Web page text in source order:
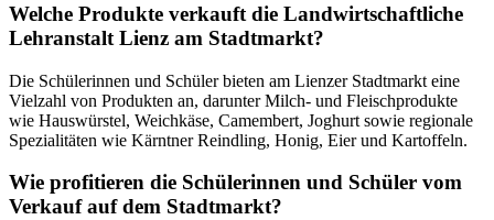
Welche Produkte verkauft die Landwirtschaftliche
Lehranstalt Lienz am Stadtmarkt?
Die Schülerinnen und Schüler bieten am Lienzer Stadtmarkt eine
Vielzahl von Produkten an, darunter Milch- und Fleischprodukte
wie Hauswürstel, Weichkäse, Camembert, Joghurt sowie regionale
Spezialitäten wie Kärntner Reindling, Honig, Eier und Kartoffeln.
Wie profitieren die Schülerinnen und Schüler vom
Verkauf auf dem Stadtmarkt?